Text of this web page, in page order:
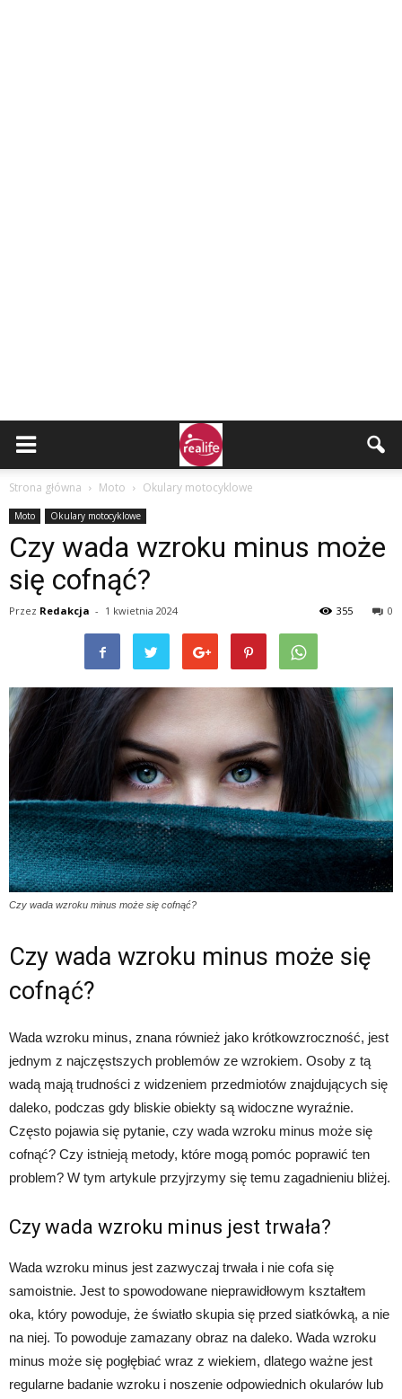
Strona główna Moto Okulary motocyklowe
Moto Okulary motocyklowe
Czy wada wzroku minus może
się cofnąć?
Przez Redakcja - 1 kwietnia 2024 0
355
Czy wada wzroku minus może się cofnąć?
Czy wada wzroku minus może się
cofnąć?
Wada wzroku minus, znana również jako krótkowzroczność, jest
jednym z najczęstszych problemów ze wzrokiem. Osoby z tą
wadą mają trudności z widzeniem przedmiotów znajdujących się
daleko, podczas gdy bliskie obiekty są widoczne wyraźnie.
Często pojawia się pytanie, czy wada wzroku minus może się
cofnąć? Czy istnieją metody, które mogą pomóc poprawić ten
problem? W tym artykule przyjrzymy się temu zagadnieniu bliżej.
Czy wada wzroku minus jest trwała?
Wada wzroku minus jest zazwyczaj trwała i nie cofa się
samoistnie. Jest to spowodowane nieprawidłowym kształtem
oka, który powoduje, że światło skupia się przed siatkówką, a nie
na niej. To powoduje zamazany obraz na daleko. Wada wzroku
minus może się pogłębiać wraz z wiekiem, dlatego ważne jest
regularne badanie wzroku i noszenie odpowiednich okularów lub